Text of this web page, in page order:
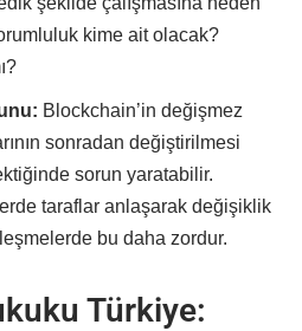
kime ait olacak?
Blockchain’in değişmez
sonradan değiştirilmesi
sorun yaratabilir.
taraflar anlaşarak değişiklik
bu daha zordur.
Türkiye: